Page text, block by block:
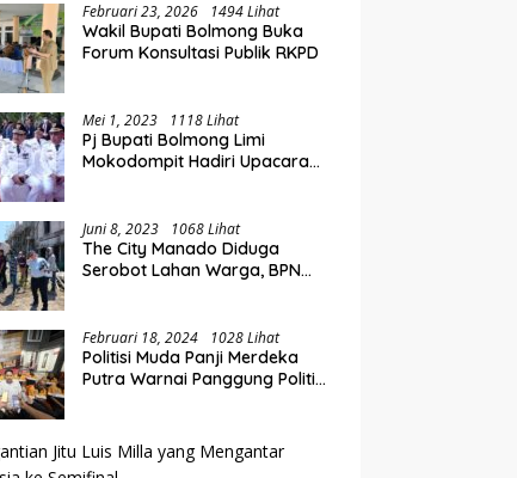
TPAKD Sulut-
Wawali Rendy
Inklusi Keuangan dan
UMKM
Lewat Rakorwil TPAKD
Februari 23, 2026 1494 Lihat
Wakil Bupati Bolmong Buka
Forum Konsultasi Publik RKPD
Mei 1, 2023 1118 Lihat
Pj Bupati Bolmong Limi
Mokodompit Hadiri Upacara
Juni 8, 2023 1068 Lihat
The City Manado Diduga
Serobot Lahan Warga, BPN
Februari 18, 2024 1028 Lihat
Politisi Muda Panji Merdeka
Putra Warnai Panggung Politik